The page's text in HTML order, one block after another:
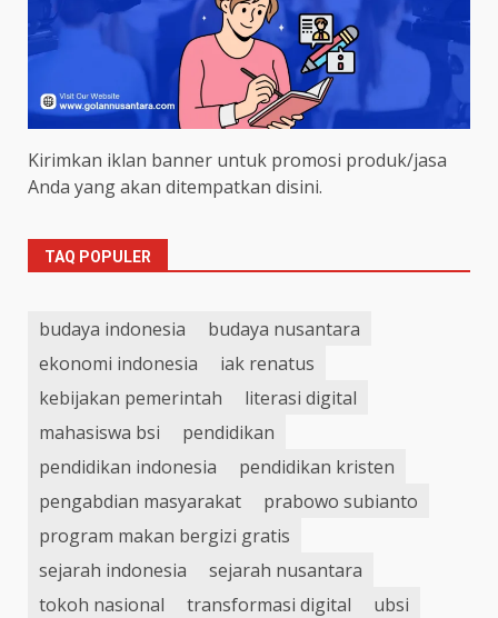
Kirimkan iklan banner untuk promosi produk/jasa
Anda yang akan ditempatkan disini.
TAQ POPULER
budaya indonesia
budaya nusantara
ekonomi indonesia
iak renatus
kebijakan pemerintah
literasi digital
mahasiswa bsi
pendidikan
pendidikan indonesia
pendidikan kristen
pengabdian masyarakat
prabowo subianto
program makan bergizi gratis
sejarah indonesia
sejarah nusantara
tokoh nasional
transformasi digital
ubsi